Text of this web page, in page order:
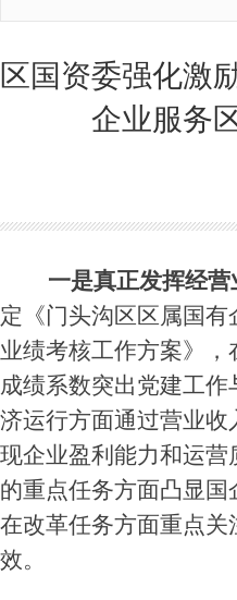
区国资委强化激
企业服务
一是真正发挥经营
定 《门头沟区区属国
业绩考核工作方案》
成绩系数突出党建工作
济运行方面通过营业收
现企业盈利能力和运营
的重点任务方面凸显
在改革任务方面重点关
效。